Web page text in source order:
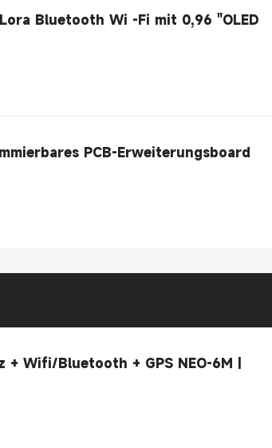
Bluetooth Wi -Fi mit 0,96 "OLED
PCB-Erweiterungsboard
+ Wifi/Bluetooth + GPS NEO-6M |